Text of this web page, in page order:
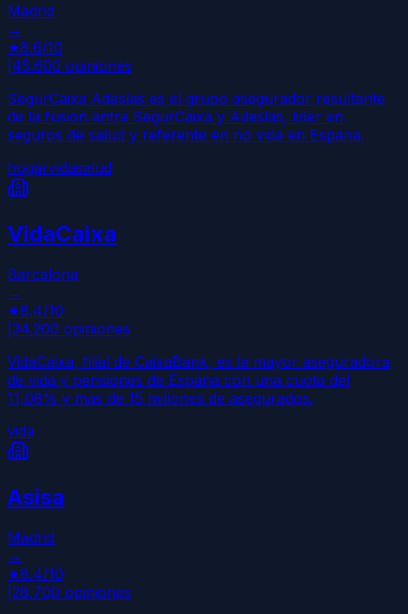
Madrid
→
★8.6/10
45.600 opiniones
SegurCaixa Adeslas es el grupo asegurador resultante
de la fusion entre SegurCaixa y Adeslas, lider en
seguros de salud y referente en no vida en Espana.
hogarvidasalud
VidaCaixa
Barcelona
→
★8.4/10
34.200 opiniones
VidaCaixa, filial de CaixaBank, es la mayor aseguradora
de vida y pensiones de Espana con una cuota del
11,08% y mas de 15 millones de asegurados.
vida
Asisa
Madrid
→
★8.4/10
28.700 opiniones